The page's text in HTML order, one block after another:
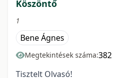
Köszöntő
1
Bene Ágnes
Megtekintések száma:382
Tisztelt Olvasó!